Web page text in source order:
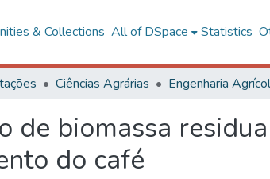
& Collections All of DSpace Statistics
Ciências Agrárias Engenharia
de biomassa
do café